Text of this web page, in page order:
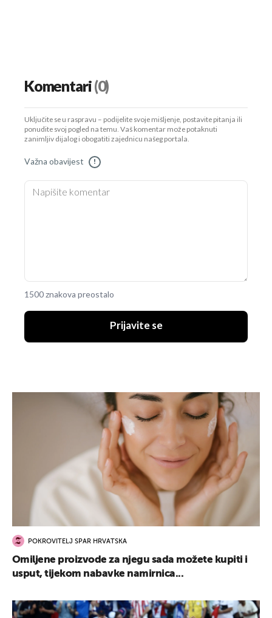
Komentari(0)
Uključite se u raspravu – podijelite svoje mišljenje, postavite pitanja ili
ponudite svoj pogled na temu. Vaš komentar može potaknuti
zanimljiv dijalog i obogatiti zajednicu našeg portala.
Važna obavijest !
1500 znakova preostalo
Prijavite se
POKROVITELJ SPAR HRVATSKA
Omiljene proizvode za njegu sada možete kupiti i
usput, tijekom nabavke namirnica...